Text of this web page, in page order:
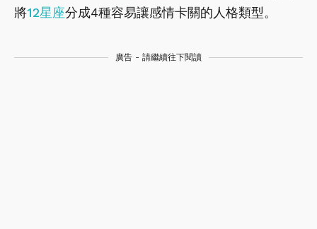
將12星座分成4種容易讓感情卡關的人格類型。
廣告 - 請繼續往下閱讀